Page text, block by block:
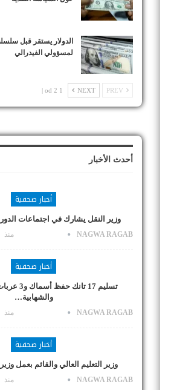
الدولار يستقر قبل
لمسؤولي الفيدرالي
NEXT
1 od 2 |
أحدث الأخبار
أخبار صحفية
وزير النقل يشارك في اجتماعات
NAGWA RAGAB منذ
أخبار صحفية
تسليم 17
والشهابية…
NAGWA RAGAB منذ
أخبار صحفية
وزير التعليم العالي والقائم بعمل
NAGWA RAGAB منذ